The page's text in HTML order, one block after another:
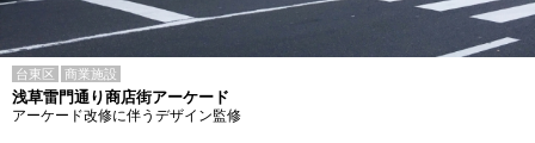
台東区 商業施設
浅草雷門通り商店街アーケード
アーケード改修に伴うデザイン監修